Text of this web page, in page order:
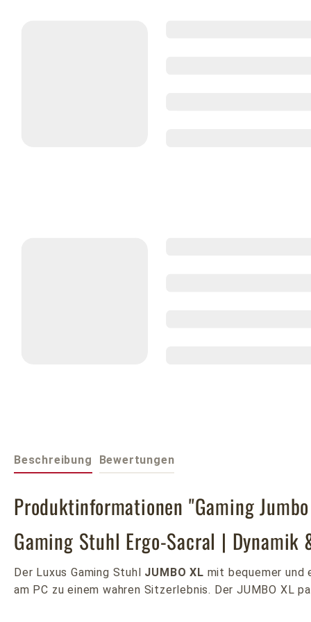
Beschreibung Bewertungen
Produktinformationen "Gaming
Gaming Stuhl Ergo-Sacral |
Der Luxus Gaming Stuhl JUMBO XL mit bequemer
am PC zu einem wahren Sitzerlebnis. Der JUMBO XL